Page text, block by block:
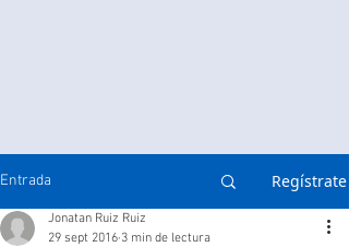
Entrada Regístrate
Jonatan Ruiz Ruiz
29 sept 2016 3 min de lectura